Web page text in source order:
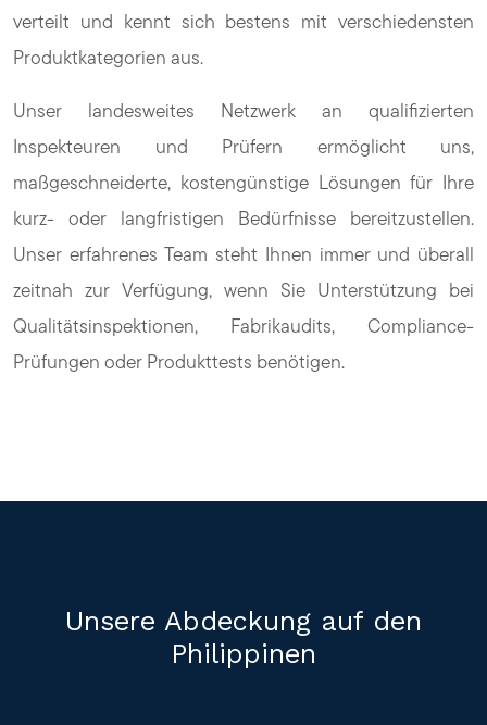
verteilt und kennt sich bestens mit verschiedensten
Produktkategorien aus.
Unser landesweites Netzwerk an qualifizierten
Inspekteuren und Prüfern ermöglicht uns,
maßgeschneiderte, kostengünstige Lösungen für Ihre
kurz- oder langfristigen Bedürfnisse bereitzustellen.
Unser erfahrenes Team steht Ihnen immer und überall
zeitnah zur Verfügung, wenn Sie Unterstützung bei
Qualitätsinspektionen, Fabrikaudits, Compliance-
Prüfungen oder Produkttests benötigen.
Unsere Abdeckung auf den
Philippinen